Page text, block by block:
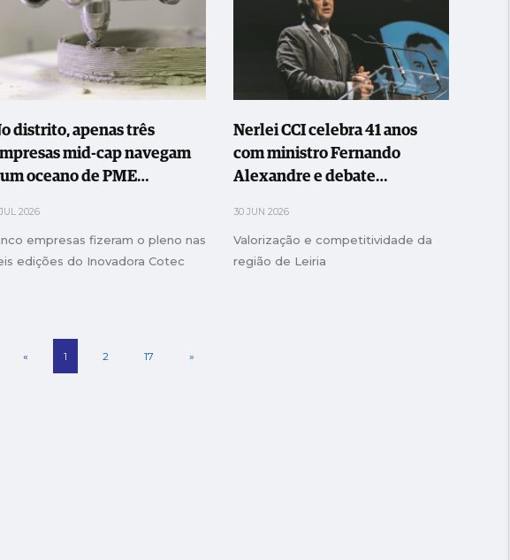
distrito, apenas três
mid-cap navegam
oceano de PME
2026
empresas fizeram o pleno nas
edições do Inovadora Cotec
Nerlei CCI celebra 41 anos
com ministro Fernando
Alexandre e debate
30 JUN 2026
Valorização e competitividade da
região de Leiria
« 1 2 17 »